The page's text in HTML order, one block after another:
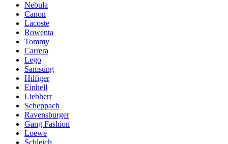
Nebula
Canon
Lacoste
Rowenta
Tommy
Carrera
Lego
Samsung
Hilfiger
Einhell
Liebherr
Scheppach
Ravensburger
Gang Fashion
Loewe
Schleich